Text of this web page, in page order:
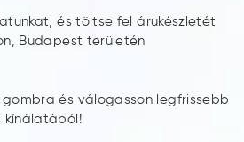
és töltse fel árukészletét
Budapest területén
gombra és válogasson legfrissebb
kínálatából!